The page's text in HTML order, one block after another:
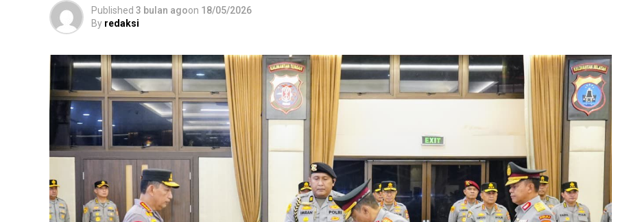
Published 3 bulan agoon 18/05/2026
By redaksi